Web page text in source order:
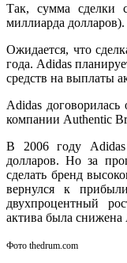
Так, сумма сделки
миллиарда долларов).
Ожидается, что
года. Adidas
средств на выплаты
Adidas
компании Authentic
В 2006 году Adidas
долларов. Но за
сделать бренд
вернулся к
двухпроцентный
актива была снижена
Фото thedrum.com